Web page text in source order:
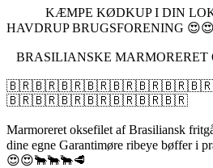
KÆMPE KØDKUP I DIN
HAVDRUP BRUGSFORENING
BRASILIANSKE MARMORERET
🇧🇷🇧🇷🇧🇷🇧🇷🇧🇷🇧🇷🇧🇷
Marmoreret oksefilet af Brasiliansk
dine egne Garantimøre ribeye bøffer i
😍😍🐂🐂🐂🥩